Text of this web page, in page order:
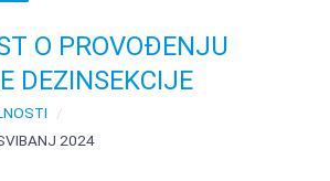
O PROVOĐENJU
DEZINSEKCIJE
2024